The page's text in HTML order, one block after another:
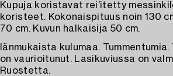
Kupuja koristavat rei’itetty
koristeet. Kokonaispituus noin 130
70 cm. Kuvun halkaisija 50 cm.
Iänmukaista kulumaa.
on vaurioitunut. Lasikuviussa on
Ruostetta.